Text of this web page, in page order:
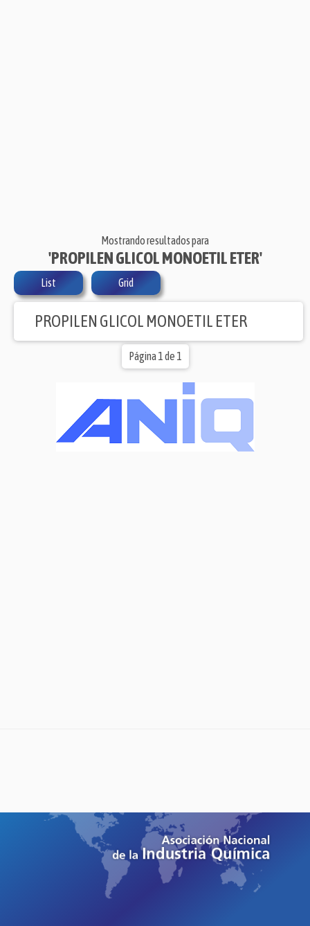
Mostrando resultados para
'PROPILEN GLICOL MONOETIL ETER'
List Grid
PROPILEN GLICOL MONOETIL ETER
Página 1 de 1